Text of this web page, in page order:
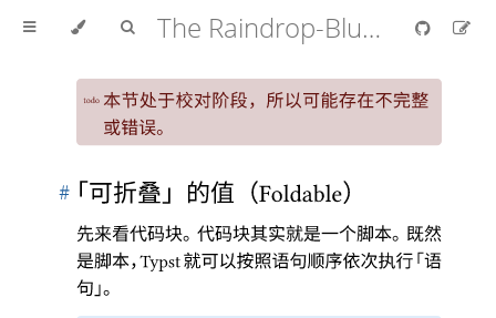
The Raindrop-Blue Book (Typst中文教程)
todo 本节处于校对阶段， 所以可能存在不完整
或错误。
# 「 可折叠」 的值 （Foldable）
先来看代码块。 代码块其实就是一个脚本。 既然
是脚本，Typst就可以按照语句顺序依次执行 「 语
句」。